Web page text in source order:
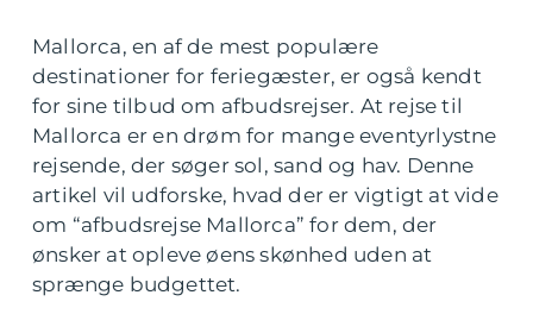
Mallorca, en af de mest populære
destinationer for feriegæster, er også kendt
for sine tilbud om afbudsrejser. At rejse til
Mallorca er en drøm for mange eventyrlystne
rejsende, der søger sol, sand og hav. Denne
artikel vil udforske, hvad der er vigtigt at vide
om “afbudsrejse Mallorca” for dem, der
ønsker at opleve øens skønhed uden at
sprænge budgettet.